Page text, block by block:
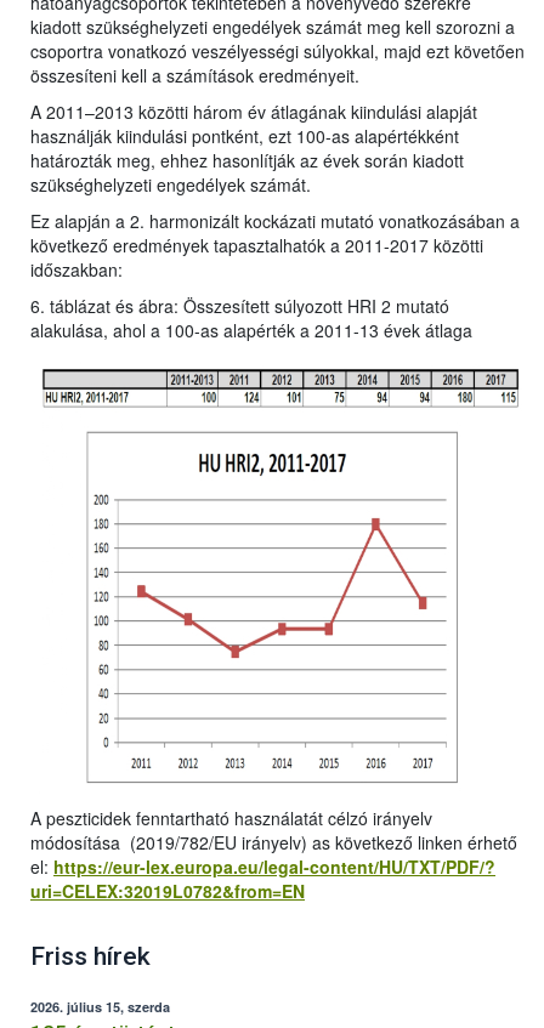
kiadott szükséghelyzeti engedélyek számát meg kell szorozni a
csoportra vonatkozó veszélyességi súlyokkal, majd ezt követően
összesíteni kell a számítások eredményeit.
A 2011–2013 közötti három év átlagának kiindulási alapját
használják kiindulási pontként, ezt 100-as alapértékként
határozták meg, ehhez hasonlítják az évek során kiadott
szükséghelyzeti engedélyek számát.
Ez alapján a 2. harmonizált kockázati mutató vonatkozásában a
következő eredmények tapasztalhatók a 2011-2017 közötti
időszakban:
6. táblázat és ábra: Összesített súlyozott HRI 2 mutató
alakulása, ahol a 100-as alapérték a 2011-13 évek átlaga
A peszticidek fenntartható használatát célzó irányelv
módosítása (2019/782/EU irányelv) as következő linken érhető
el: https://eur-lex.europa.eu/legal-content/HU/TXT/PDF/?
uri=CELEX:32019L0782&from=EN
Friss hírek
2026. július 15, szerda